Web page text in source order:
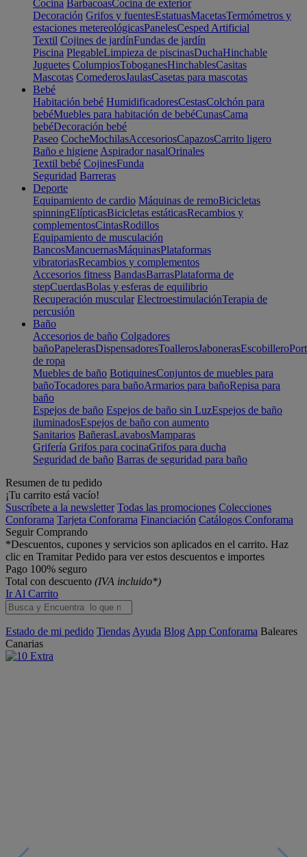
Cocina BarbacoasCocina de exterior
Decoración Grifos y fuentesEstatuasMacetasTermómetros y
estaciones metereológicasPanelesCesped Artificial
Textil Cojines de jardínFundas de jardín
Piscina PlegableLimpieza de piscinasDuchaHinchable
Juguetes ColumpiosToboganesHinchablesCasitas
Mascotas ComederosJaulasCasetas para mascotas
Bebé
Habitación bebé HumidificadoresCestasColchón para
bebéMuebles para habitación de bebéCunasCama
bebéDecoración bebé
Paseo CocheMochilasAccesoriosCapazosCarrito ligero
Baño e higiene Aspirador nasalOrinales
Textil bebé CojinesFunda
Seguridad Barreras
Deporte
Equipamiento de cardio Máquinas de remoBicicletas
spinningElípticasBicicletas estáticasRecambios y
complementosCintasRodillos
Equipamiento de musculación
BancosMancuernasMáquinasPlataformas
vibratoriasRecambios y complementos
Accesorios fitness BandasBarrasPlataforma de
stepCuerdasBolas y esferas de equilibrio
Recuperación muscular ElectroestimulaciónTerapia de
percusión
Baño
Accesorios de baño Colgadores
bañoPapelerasDispensadoresToallerosJabonerasEscobillero
de ropa
Muebles de baño BotiquinesConjuntos de muebles para
bañoTocadores para bañoArmarios para bañoRepisa para
baño
Espejos de baño Espejos de baño sin LuzEspejos de baño
iluminadosEspejos de baño con aumento
Sanitarios BañerasLavabosMamparas
Grifería Grifos para cocinaGrifos para ducha
Seguridad de baño Barras de seguridad para baño
Resumen de tu pedido
¡Tu carrito está vacío!
Suscríbete a la newsletter Todas las promociones Colecciones
Conforama Tarjeta Conforama Financiación Catálogos Conforama
Seguir Comprando
*Descuentos, cupones y servicios son aplicados en el carrito. Haz
clic en Tramitar Pedido para ver estos descuentos e importes
Pago 100% seguro
Total con descuento (IVA incluido*)
Ir Al Carrito
Estado de mi pedido Tiendas Ayuda Blog App Conforama Baleares
Canarias